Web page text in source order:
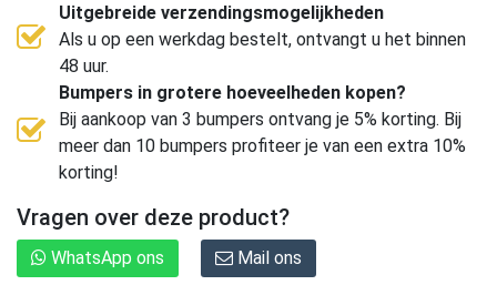
Uitgebreide verzendingsmogelijkheden
Als u op een werkdag bestelt, ontvangt u het binnen
48 uur.
Bumpers in grotere hoeveelheden kopen?
Bij aankoop van 3 bumpers ontvang je 5% korting. Bij
meer dan 10 bumpers profiteer je van een extra 10%
korting!
Vragen over deze product?
WhatsApp ons Mail ons